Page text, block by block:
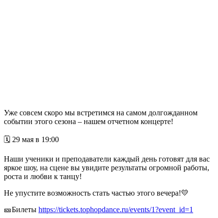
Уже совсем скоро мы встретимся на самом долгожданном
событии этого сезона – нашем отчетном концерте!
🗓️ 29 мая в 19:00
Наши ученики и преподаватели каждый день готовят для вас
яркое шоу, на сцене вы увидите результаты огромной работы,
роста и любви к танцу!
Не упустите возможность стать частью этого вечера!💛
🎫Билеты https://tickets.tophopdance.ru/events/1?event_id=1